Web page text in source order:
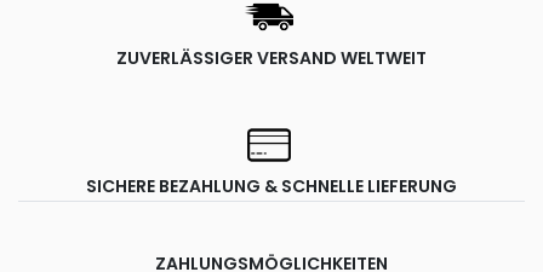
ZUVERLÄSSIGER VERSAND WELTWEIT
SICHERE BEZAHLUNG & SCHNELLE LIEFERUNG
ZAHLUNGSMÖGLICHKEITEN